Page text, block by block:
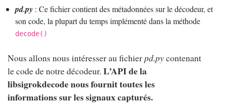
pd.py : Ce fichier contient des métadonnées sur le décodeur, et
son code, la plupart du temps implémenté dans la méthode
decode()
Nous allons nous intéresser au fichierpd.pycontenant
le code de notre décodeur. L’API de la
libsigrokdecode nous fournit toutes les
informations sur les signaux capturés.